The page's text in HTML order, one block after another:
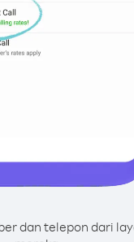
dan telepon dari